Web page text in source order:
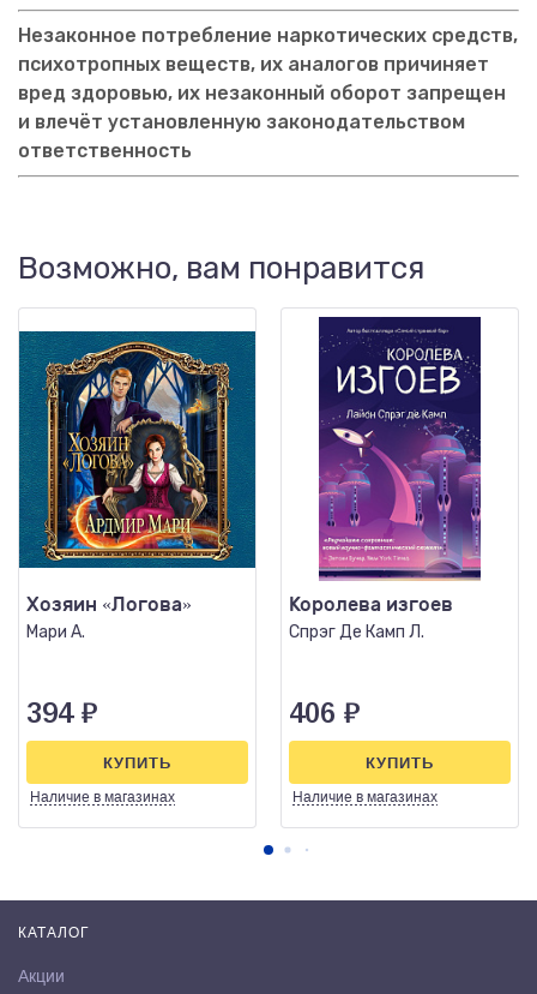
Незаконное потребление наркотических средств,
психотропных веществ, их аналогов причиняет
вред здоровью, их незаконный оборот запрещен
и влечёт установленную законодательством
ответственность
Возможно, вам понравится
Хозяин «Логова»
Мари А.
394 ₽
Наличие в магазинах
КУПИТЬ
Королева изгоев
Спрэг Де Камп Л.
406 ₽
Наличие в магазинах
КУПИТЬ
КАТАЛОГ
Акции